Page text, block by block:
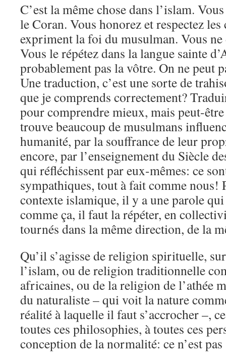
C’est la même chose dans l’islam.
le Coran. Vous honorez et respectez
expriment la foi du musulman. Vous ne
Vous le répétez dans la langue sainte
probablement pas la vôtre. On ne peut
Une traduction, c’est une sorte de
que je comprends correctement?
pour comprendre mieux, mais peut-
trouve beaucoup de musulmans
humanité, par la souffrance de leur
encore, par l’enseignement du Siècle
qui réfléchissent par eux-mêmes: ce
sympathiques, tout à fait comme nous!
contexte islamique, il y a une parole
comme ça, il faut la répéter, en
tournés dans la même direction, de la
Qu’il s’agisse de religion spirituelle,
l’islam, ou de religion traditionnelle
africaines, ou de la religion de l’athée
du naturaliste – qui voit la nature
réalité à laquelle il faut s’accrocher –,
toutes ces philosophies, à toutes ces
conception de la normalité: ce n’est